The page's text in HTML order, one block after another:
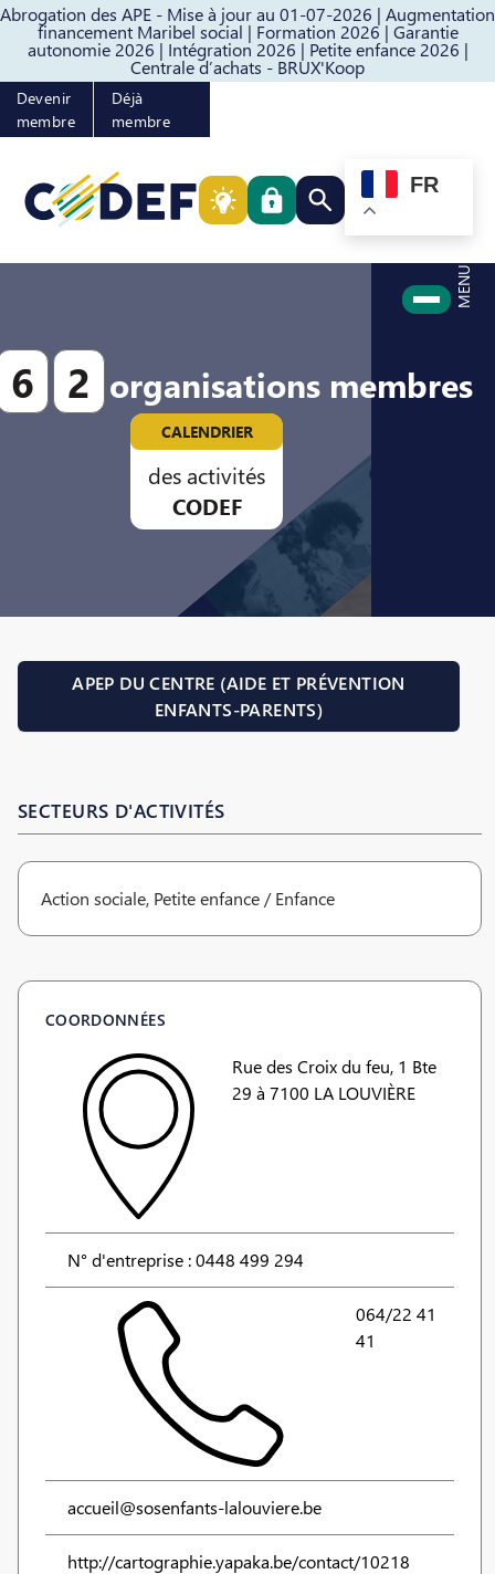
Abrogation des APE - Mise à jour au 01-07-2026 | Augmentation
financement Maribel social | Formation 2026 | Garantie
autonomie 2026 | Intégration 2026 | Petite enfance 2026 |
Centrale d’achats - BRUX'Koop
Passer au contenuPasser au pied de page
Devenir
membre
Déjà
membre
Rechercher quelque
FR
MENU
6 2 organisations membres
CALENDRIER
des activités
CODEF
APEP DU CENTRE (AIDE ET PRÉVENTION
ENFANTS-PARENTS)
SECTEURS D'ACTIVITÉS
Action sociale, Petite enfance / Enfance
COORDONNÉES
Rue des Croix du feu, 1 Bte
29 à 7100 LA LOUVIÈRE
N° d'entreprise : 0448 499 294
064/22 41
41
accueil@sosenfants-lalouviere.be
http://cartographie.yapaka.be/contact/10218